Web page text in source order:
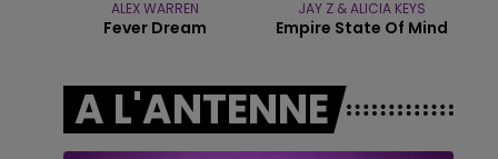
14h00 - 15h00
ALEX WARREN
Fever Dream
JAY Z & ALICIA KEYS
Empire State Of Mind
A L'ANTENNE